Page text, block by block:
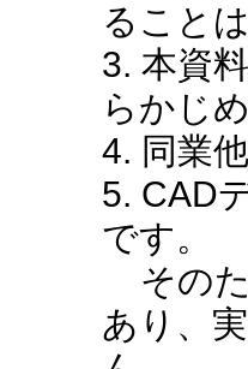
ること
3. 本資
らかじ
4. 同業
5. CAD
です。
そのた
あり、